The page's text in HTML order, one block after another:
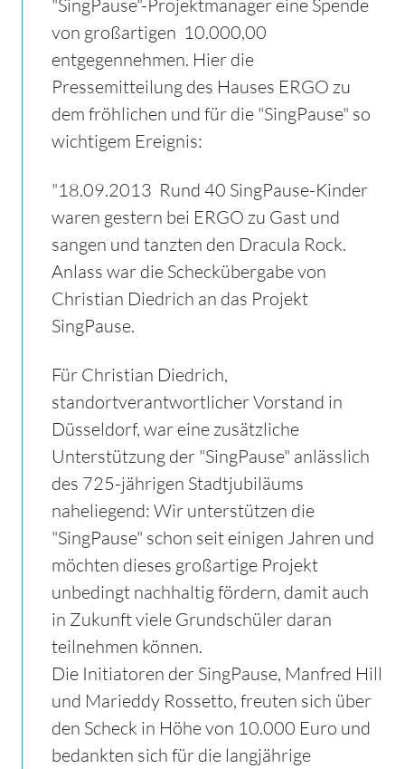
"SingPause"-Projektmanager eine Spende
von großartigen  10.000,00
entgegennehmen. Hier die
Pressemitteilung des Hauses ERGO zu
dem fröhlichen und für die "SingPause" so
wichtigem Ereignis:
"18.09.2013  Rund 40 SingPause-Kinder
waren gestern bei ERGO zu Gast und
sangen und tanzten den Dracula Rock.
Anlass war die Scheckübergabe von
Christian Diedrich an das Projekt
SingPause.
Für Christian Diedrich,
standortverantwortlicher Vorstand in
Düsseldorf, war eine zusätzliche
Unterstützung der "SingPause" anlässlich
des 725-jährigen Stadtjubiläums
naheliegend: Wir unterstützen die
"SingPause" schon seit einigen Jahren und
möchten dieses großartige Projekt
unbedingt nachhaltig fördern, damit auch
in Zukunft viele Grundschüler daran
teilnehmen können.
Die Initiatoren der SingPause, Manfred Hill
und Marieddy Rossetto, freuten sich über
den Scheck in Höhe von 10.000 Euro und
bedankten sich für die langjährige